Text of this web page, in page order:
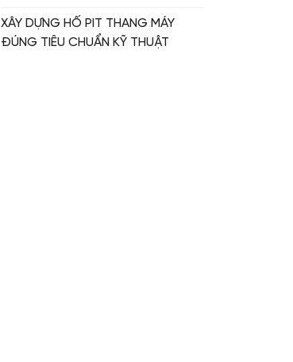
XÂY DỰNG HỐ PIT THANG MÁY
ĐÚNG TIÊU CHUẨN KỸ THUẬT